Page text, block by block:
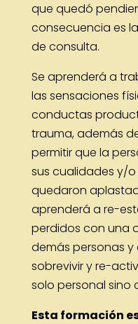
que quedó
consecuencia es
de consulta.
Se aprenderá a
las sensaciones
conductas
trauma, además
permitir que la
sus cualidades y/
quedaron
aprenderá a re-
perdidos con una
demás personas
sobrevivir y re-
solo personal sino
Esta formación